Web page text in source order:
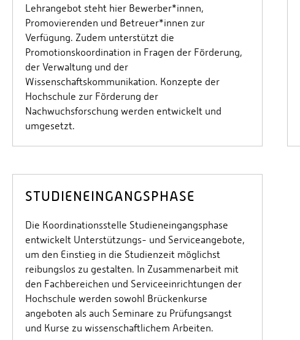
Lehrangebot steht hier Bewerber*innen,
Promovierenden und Betreuer*innen zur
Verfügung. Zudem unterstützt die
Promotionskoordination in Fragen der Förderung,
der Verwaltung und der
Wissenschaftskommunikation. Konzepte der
Hochschule zur Förderung der
Nachwuchsforschung werden entwickelt und
umgesetzt.
STUDIENEINGANGSPHASE
Die Koordinationsstelle Studieneingangsphase
entwickelt Unterstützungs- und Serviceangebote,
um den Einstieg in die Studienzeit möglichst
reibungslos zu gestalten. In Zusammenarbeit mit
den Fachbereichen und Serviceeinrichtungen der
Hochschule werden sowohl Brückenkurse
angeboten als auch Seminare zu Prüfungsangst
und Kurse zu wissenschaftlichem Arbeiten.